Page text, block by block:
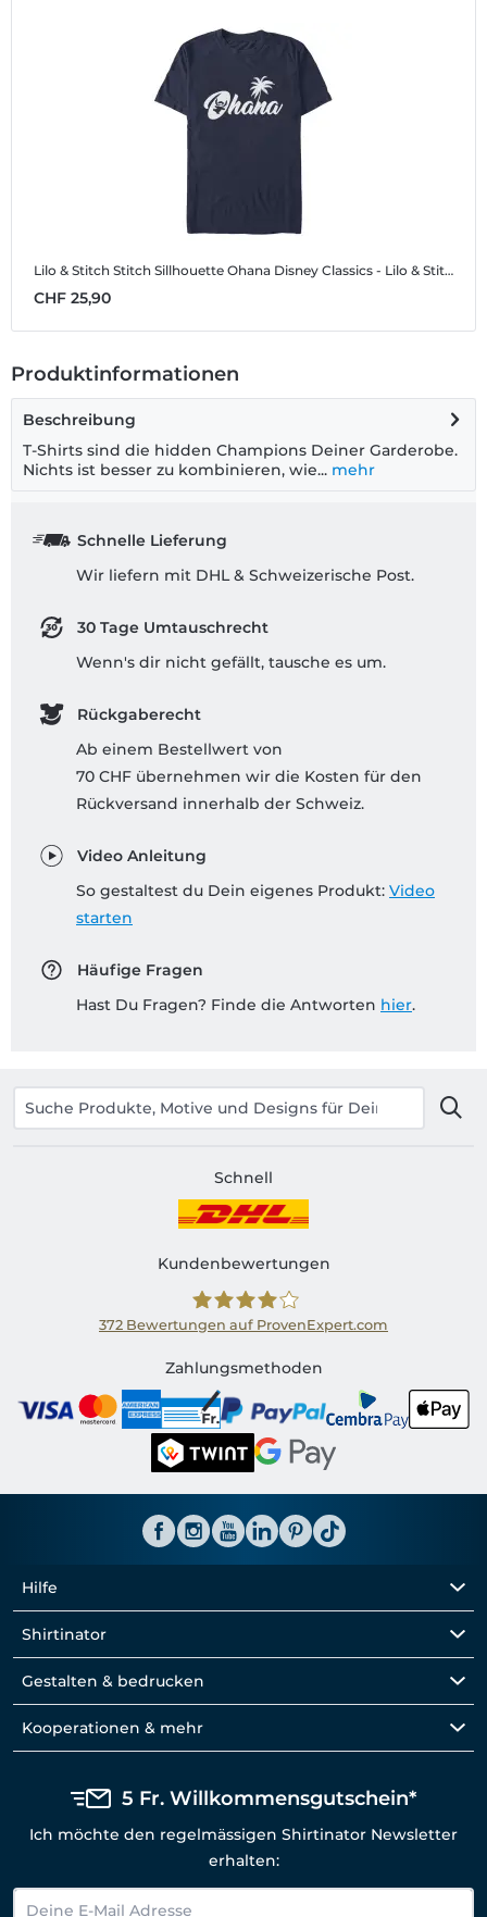
Lilo & Stitch Stitch Sillhouette Ohana Disney Classics - Lilo & Stitch - Lilo & Stitch Stitch Sillhouette Ohana - Männer T-Shirt
CHF 25,90
Produktinformationen
Beschreibung
T-Shirts sind die hidden Champions Deiner Garderobe.
Nichts ist besser zu kombinieren, wie... mehr
Schnelle Lieferung
Wir liefern mit DHL & Schweizerische Post.
30 Tage Umtauschrecht
Wenn's dir nicht gefällt, tausche es um.
Rückgaberecht
Ab einem Bestellwert von
70 CHF übernehmen wir die Kosten für den
Rückversand innerhalb der Schweiz.
Video Anleitung
So gestaltest du Dein eigenes Produkt: Video
starten
Häufige Fragen
Hast Du Fragen? Finde die Antworten hier.
Schnell
Kundenbewertungen
Shirtinator CH
372 Bewertungen auf ProvenExpert.com
Zahlungsmethoden
Hilfe
Shirtinator
Gestalten & bedrucken
Kooperationen & mehr
5 Fr. Willkommensgutschein*
Ich möchte den regelmässigen Shirtinator Newsletter
erhalten: